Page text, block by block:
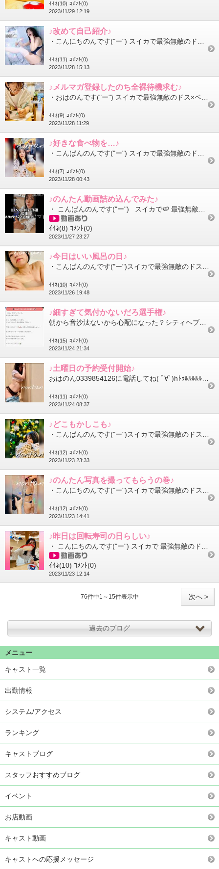
ｲｲﾈ(10) ｺﾒﾝﾄ(0)
2023/11/29 12:19
♪改めて自己紹介♪
ｲｲﾈ(11) ｺﾒﾝﾄ(0)
2023/11/28 15:13
♪メルマガ登録したのち全裸待機求む♪
ｲｲﾈ(9) ｺﾒﾝﾄ(0)
2023/11/28 11:29
♪好きな食べ物を…♪
ｲｲﾈ(7) ｺﾒﾝﾄ(0)
2023/11/28 00:43
♪のんたん動画詰め込んでみた♪
ｲｲﾈ(8) ｺﾒﾝﾄ(0)
2023/11/27 23:27
♪今日はいい風呂の日♪
ｲｲﾈ(10) ｺﾒﾝﾄ(0)
2023/11/26 19:48
♪細すぎて気付かないだろ選手権♪
ｲｲﾈ(15) ｺﾒﾝﾄ(0)
2023/11/24 21:34
♪土曜日の予約受付開始♪
おはのん0339854126に電話してね( ﾟ∀ﾟ)hﾄｩﾙﾙﾙﾙﾙ…
ｲｲﾈ(11) ｺﾒﾝﾄ(0)
2023/11/24 08:37
♪どこもかしこも♪
ｲｲﾈ(12) ｺﾒﾝﾄ(0)
2023/11/23 23:33
♪のんたん写真を撮ってもらうの巻♪
ｲｲﾈ(12) ｺﾒﾝﾄ(0)
2023/11/23 14:41
♪昨日は回転寿司の日らしい♪
ｲｲﾈ(10) ｺﾒﾝﾄ(0)
2023/11/23 12:14
次へ >
76件中1～15件表示中
過去のブログ
メニュー
キャスト一覧
出勤情報
システム/アクセス
ランキング
キャストブログ
スタッフおすすめブログ
イベント
お店動画
キャスト動画
キャストへの応援メッセージ